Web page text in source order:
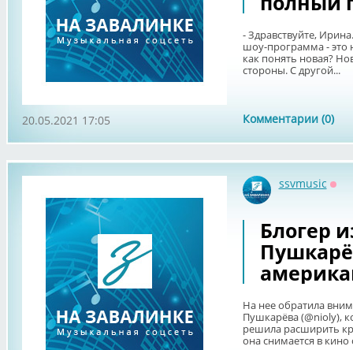
- Здравствуйте,
шоу-программа - это
как понять новая?
стороны. С другой...
Комментарии (0)
20.05.2021 17:05
ssvmusic
Блогер
На нее обратила
Пушкарёва (@nioly),
решила расширить
она снимается в кино